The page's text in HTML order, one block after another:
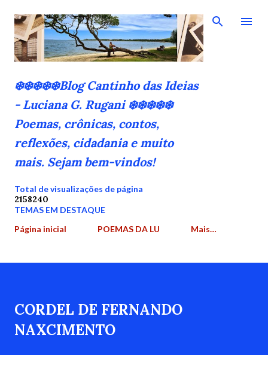
Pular para o conteúdo principal
❄️❄️❄️❄️❄️Blog Cantinho das Ideias
- Luciana G. Rugani ❄️❄️❄️❄️❄️
Poemas, crônicas, contos,
reflexões, cidadania e muito
mais. Sejam bem-vindos!
Total de visualizações de página
2158240
TEMAS EM DESTAQUE
Página inicial
POEMAS DA LU Mais…
CORDEL DE FERNANDO
NAXCIMENTO